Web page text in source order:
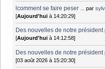
lcomment se faire peser ... par
[Aujourd'hui à 14:20:29]
Des nouvelles de notre président
[Aujourd'hui à 14:12:58]
Des nouvelles de notre président
[03 août 2026 à 15:20:30]